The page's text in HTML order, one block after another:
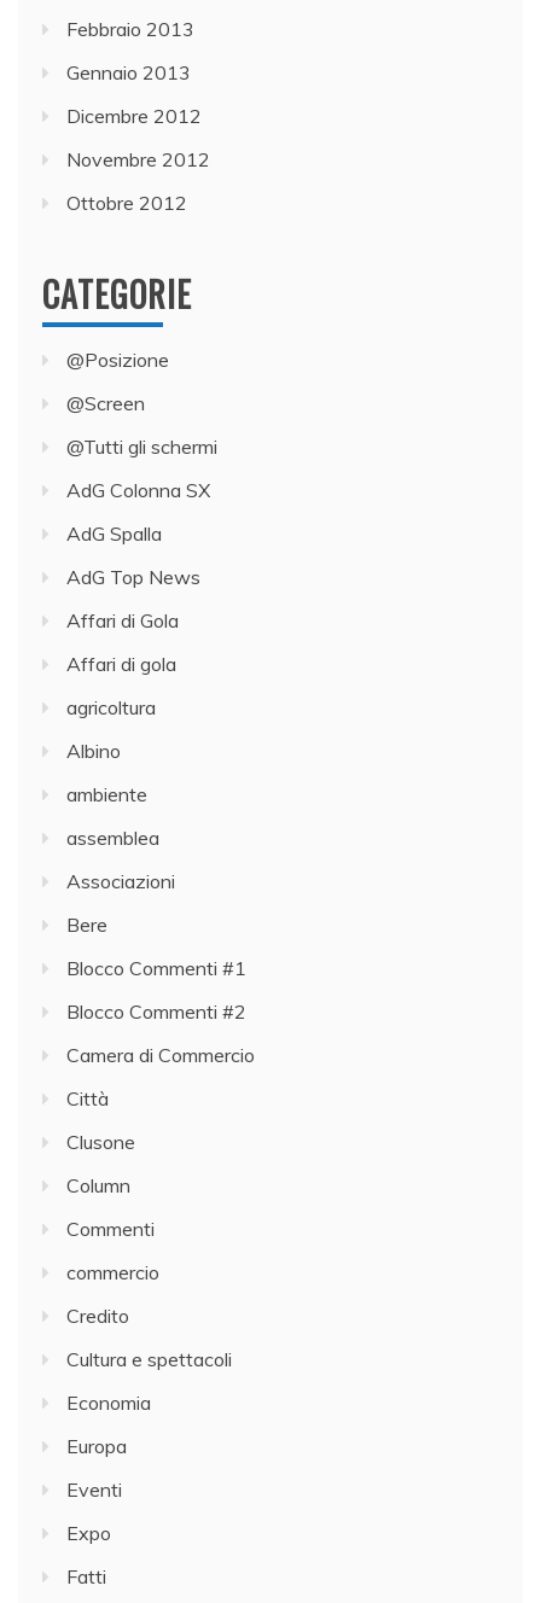
Febbraio 2013
Gennaio 2013
Dicembre 2012
Novembre 2012
Ottobre 2012
CATEGORIE
@Posizione
@Screen
@Tutti gli schermi
AdG Colonna SX
AdG Spalla
AdG Top News
Affari di Gola
Affari di gola
agricoltura
Albino
ambiente
assemblea
Associazioni
Bere
Blocco Commenti #1
Blocco Commenti #2
Camera di Commercio
Città
Clusone
Column
Commenti
commercio
Credito
Cultura e spettacoli
Economia
Europa
Eventi
Expo
Fatti